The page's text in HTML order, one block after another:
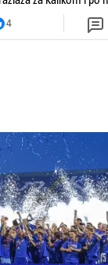
ukusa
4